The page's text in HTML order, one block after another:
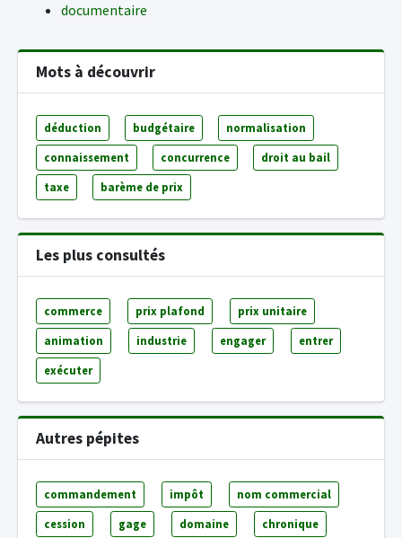
documentaire
Mots à découvrir
déduction budgétaire normalisation
connaissement concurrence droit au bail
taxe barème de prix
Les plus consultés
commerce prix plafond prix unitaire
animation industrie engager entrer
exécuter
Autres pépites
commandement impôt nom commercial
cession gage domaine chronique